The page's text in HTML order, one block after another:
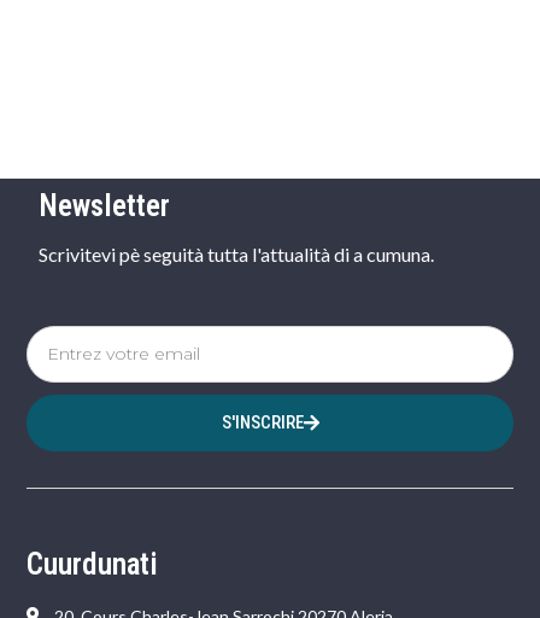
Newsletter
Scrivitevi pè seguità tutta l'attualità di a cumuna.
S'INSCRIRE
Cuurdunati